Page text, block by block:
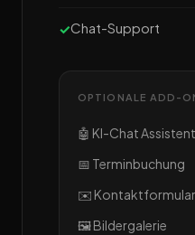
Chat-Support
OPTIONALE ADD-
🤖 KI-Chat Assistent
📅 Terminbuchung
✉️ Kontaktformular
🖼️ Bildergalerie